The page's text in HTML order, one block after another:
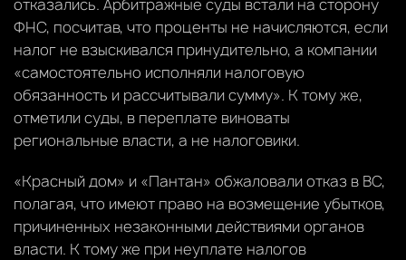
отказались. Арбитражные суды встали на сторону
ФНС, посчитав, что проценты не начисляются, если
налог не взыскивался принудительно, а компании
«самостоятельно исполняли налоговую
обязанность и рассчитывали сумму». К тому же,
отметили суды, в переплате виноваты
региональные власти, а не налоговики.
«Красный дом» и «Пантан» обжаловали отказ в ВС,
полагая, что имеют право на возмещение убытков,
причиненных незаконными действиями органов
власти. К тому же при неуплате налогов